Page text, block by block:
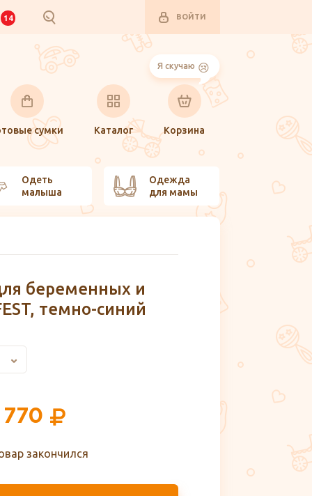
14 ВОЙТИ
сумки
Каталог
Я скучаю
Корзина
Одеть
малыша
Одежда
для мамы
беременных и
темно-синий
770
закончился